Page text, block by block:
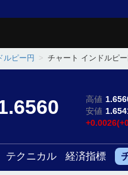
ルピー円 チャート インドルピー
高値
安値
テクニカル 経済指標